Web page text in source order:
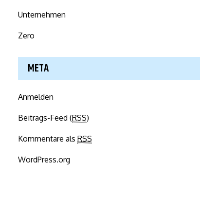
Unternehmen
Zero
META
Anmelden
Beitrags-Feed (RSS)
Kommentare alsRSS
WordPress.org